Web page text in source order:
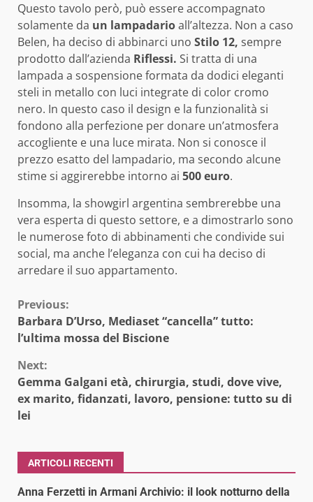
Questo tavolo però, può essere accompagnato
solamente da un lampadarioall’altezza. Non a caso
Belen, ha deciso di abbinarci uno Stilo 12, sempre
prodotto dall’azienda Riflessi. Si tratta di una
lampada a sospensione formata da dodici eleganti
steli in metallo con luci integrate di color cromo
nero. In questo caso il design e la funzionalità si
fondono alla perfezione per donare un’atmosfera
accogliente e una luce mirata. Non si conosce il
prezzo esatto del lampadario, ma secondo alcune
stime si aggirerebbe intorno ai 500 euro.
Insomma, la showgirl argentina sembrerebbe una
vera esperta di questo settore, e a dimostrarlo sono
le numerose foto di abbinamenti che condivide sui
social, ma anche l’eleganza con cui ha deciso di
arredare il suo appartamento.
Continue
Reading
Previous:
Barbara D’Urso, Mediaset “cancella” tutto:
l’ultima mossa del Biscione
Next:
Gemma Galgani età, chirurgia, studi, dove vive,
ex marito, fidanzati, lavoro, pensione: tutto su di
lei
ARTICOLI RECENTI
Anna Ferzetti in Armani Archivio: il look notturno della